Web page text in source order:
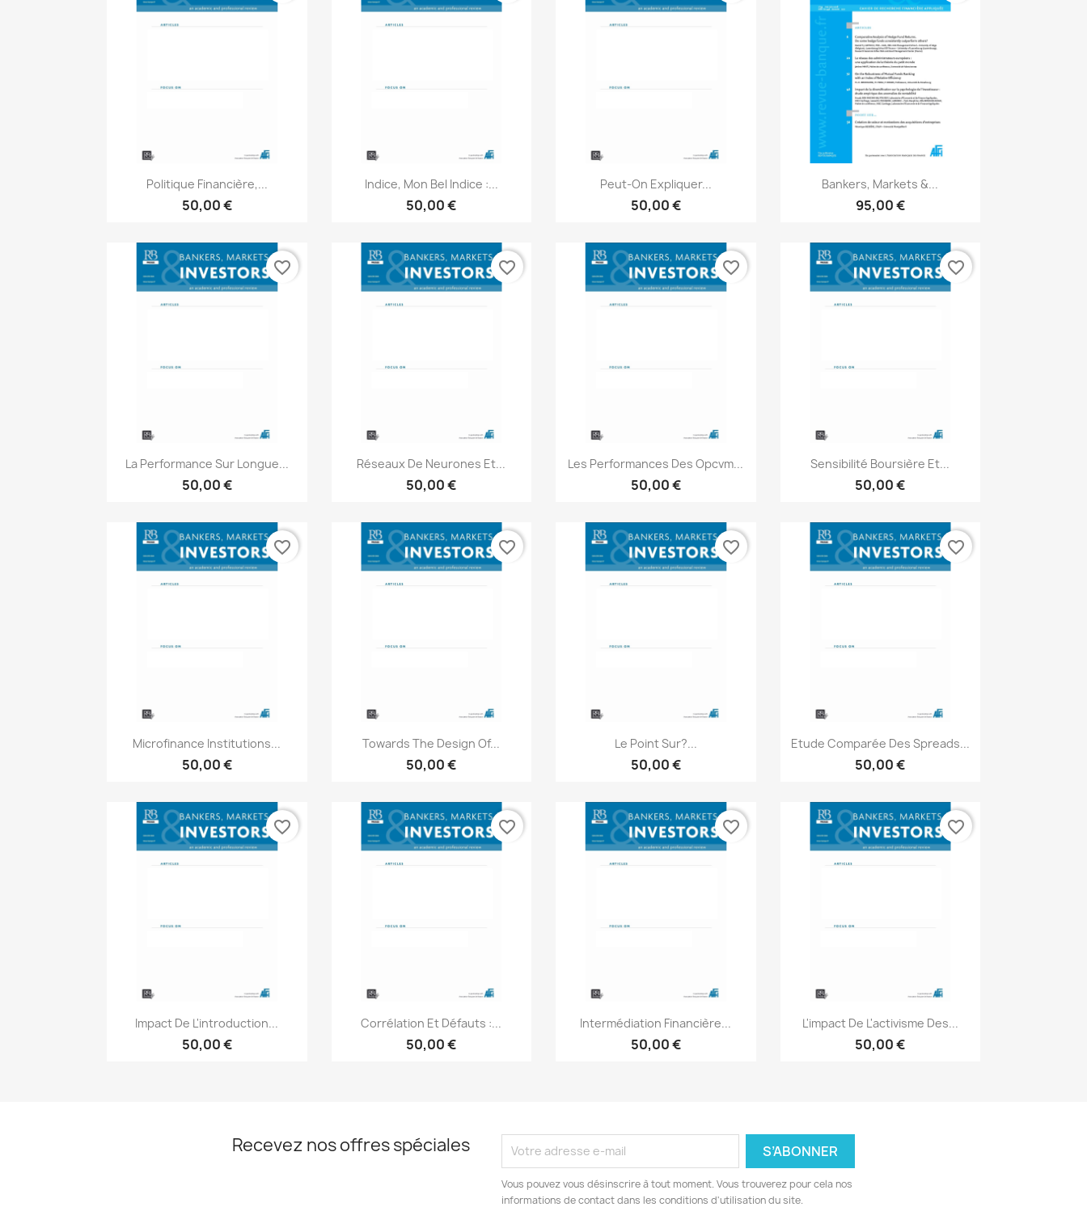
Aperçu rapide
Politique Financière,...
50,00 €
Aperçu rapide
Indice, Mon Bel Indice :...
50,00 €
Aperçu rapide
Peut-On Expliquer...
50,00 €
Aperçu rapide
Bankers, Markets &...
95,00 €
Aperçu rapide
La Performance Sur Longue...
50,00 €
favorite_border
Aperçu rapide
Réseaux De Neurones Et...
50,00 €
favorite_border
Aperçu rapide
Les Performances Des Opcvm...
50,00 €
favorite_border
Aperçu rapide
Sensibilité Boursière Et...
50,00 €
favorite_border
Aperçu rapide
Microfinance Institutions...
50,00 €
favorite_border
Aperçu rapide
Towards The Design Of...
50,00 €
favorite_border
Aperçu rapide
Le Point Sur?...
50,00 €
favorite_border
Aperçu rapide
Etude Comparée Des Spreads...
50,00 €
favorite_border
Aperçu rapide
Impact De L'introduction...
50,00 €
favorite_border
Aperçu rapide
Corrélation Et Défauts :...
50,00 €
favorite_border
Aperçu rapide
Intermédiation Financière...
50,00 €
favorite_border
Aperçu rapide
L'impact De L'activisme Des...
50,00 €
favorite_border
Recevez nos offres spéciales
Vous pouvez vous désinscrire à tout moment. Vous trouverez pour cela nos
informations de contact dans les conditions d'utilisation du site.